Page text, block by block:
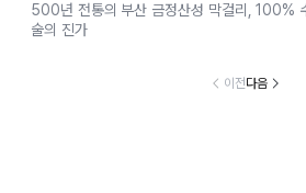
500년 전통의 부산 금정산성 막걸리, 100%
술의 진가
이전다음